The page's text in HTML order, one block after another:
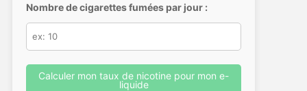
Nombre de cigarettes fumées par jour :
Calculer mon taux de nicotine pour mon e-
liquide